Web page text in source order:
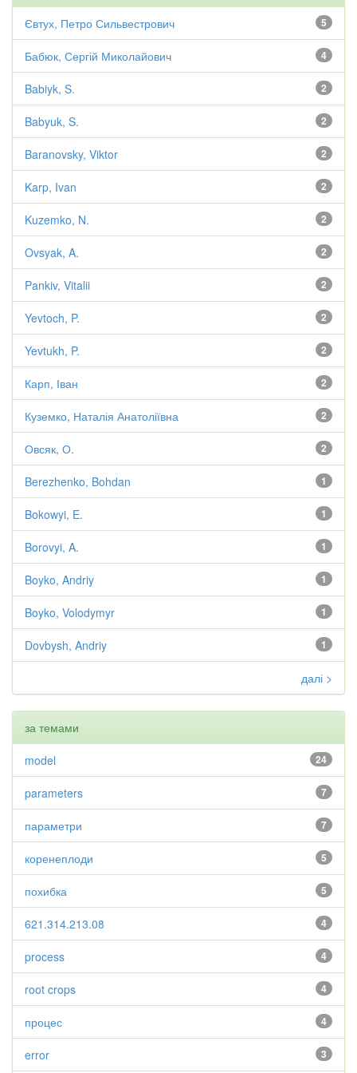
5
Євтух, Петро Сильвестрович
4
Бабюк, Сергій Миколайович
2
Babiyk, S.
2
Babyuk, S.
2
Baranovsky, Viktor
2
Karp, Ivan
2
Kuzemko, N.
2
Ovsyak, A.
2
Pankiv, Vitalii
2
Yevtoch, P.
2
Yevtukh, P.
2
Карп, Іван
2
Куземко, Наталія Анатоліївна
2
Овсяк, О.
1
Berezhenko, Bohdan
1
Bokowyi, E.
1
Borovyi, A.
1
Boyko, Andriy
1
Boyko, Volodymyr
1
Dovbysh, Andriy
далі >
за темами
24
model
7
parameters
7
параметри
5
коренеплоди
5
похибка
4
621.314.213.08
4
process
4
root crops
4
процес
3
error